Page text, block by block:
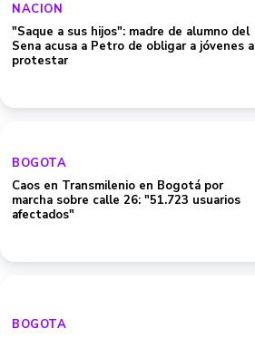
NACION
"Saque a sus hijos": madre de alumno del
Sena acusa a Petro de obligar a jóvenes a
protestar
BOGOTA
Caos en Transmilenio en Bogotá por
marcha sobre calle 26: "51.723 usuarios
afectados"
BOGOTA